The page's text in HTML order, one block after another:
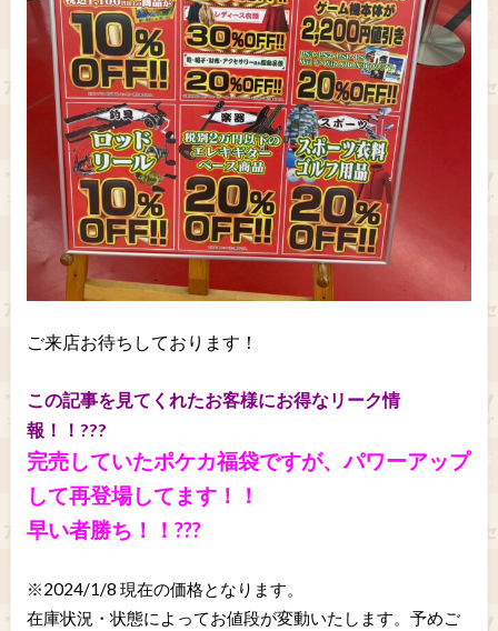
ご来店お待ちしております！
この記事を見てくれたお客様にお得なリーク情
報！！???
完売していたポケカ福袋ですが、パワーアップ
して再登場してます！！
早い者勝ち！！???
※2024/1/8 現在の価格となります。
在庫状況・状態によってお値段が変動いたします。予めご